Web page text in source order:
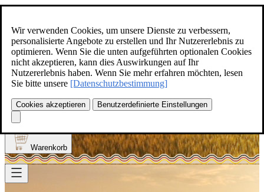
Wir verwenden Cookies, um unsere Dienste zu verbessern,
personalisierte Angebote zu erstellen und Ihr Nutzererlebnis zu
optimieren. Wenn Sie die unten aufgeführten optionalen Cookies
nicht akzeptieren, kann dies Auswirkungen auf Ihr
Nutzererlebnis haben. Wenn Sie mehr erfahren möchten, lesen
Sie bitte unsere [Datenschutzbestimmung]
Cookies akzeptieren Benutzerdefinierte Einstellungen
Zum Inhalt springen
+49(0)5129-308
Produkt finden
0
Warenkorb